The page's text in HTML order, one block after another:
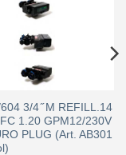
3/4 ̋ M REFILL.14
1.20 GPM12/230V
PLUG (Art. AB301